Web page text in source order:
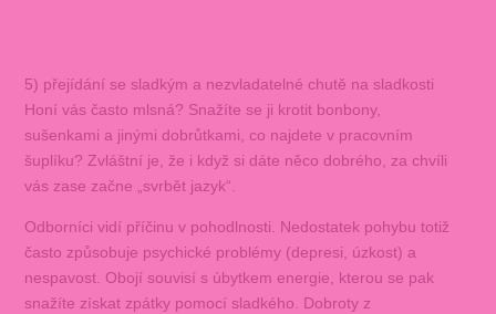
5) přejídání se sladkým a nezvladatelné chutě na sladkosti
Honí vás často mlsná? Snažíte se ji krotit bonbony,
sušenkami a jinými dobrůtkami, co najdete v pracovním
šuplíku? Zvláštní je, že i když si dáte něco dobrého, za chvíli
vás zase začne „svrbět jazyk“.
Odborníci vidí příčinu v pohodlnosti. Nedostatek pohybu totiž
často způsobuje psychické problémy (depresi, úzkost) a
nespavost. Obojí souvisí s úbytkem energie, kterou se pak
snažíte získat zpátky pomocí sladkého. Dobroty z